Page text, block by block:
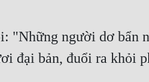
"Những người dơ bẩn
đại bản, đuổi ra khỏi